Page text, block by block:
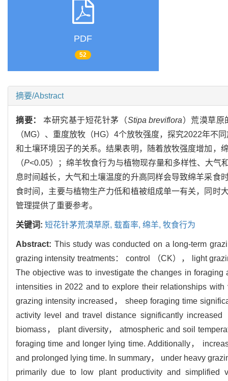
PDF
52
摘要/Abstract
摘要：本研究基于短花针茅（Stipa breviflora）荒漠草原
（MG）、重度放牧（HG）4个放牧强度，探究2022年不
和土壤环境因子的关系。结果表明，随着放牧强度增加，
（P<0.05）；绵羊牧食行为与植物现存量和多样性、大气
息时间越长，大气和土壤温度的升高同样会导致绵羊采食
食时间，主要与植物生产力低和植被组成单一有关，同时
管理提供了重要参考。
关键词: 短花针茅荒漠草原, 载畜率, 绵羊, 牧食行为
Abstract: This study was conducted on a long-term
grazing intensity treatments： control （CK）， light
The objective was to investigate the changes in
intensities in 2022 and to explore their relationships
grazing intensity increased， sheep foraging time
activity level and travel distance significantly increased
biomass， plant diversity， atmospheric and soil
foraging time and longer lying time. Additionally，
and prolonged lying time. In summary， under heavy
primarily due to low plant productivity and simplified